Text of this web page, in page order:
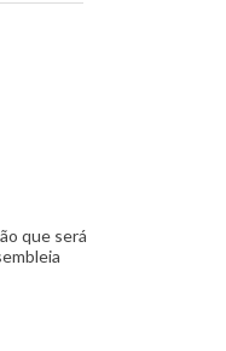
que será